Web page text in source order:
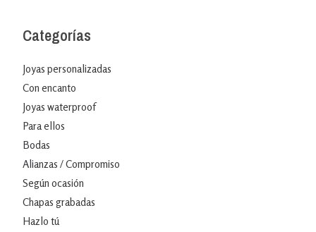
Categorías
Joyas personalizadas
Con encanto
Joyas waterproof
Para ellos
Bodas
Alianzas / Compromiso
Según ocasión
Chapas grabadas
Hazlo tú